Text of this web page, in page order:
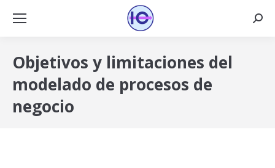
Objetivos y limitaciones del
modelado de procesos de
negocio